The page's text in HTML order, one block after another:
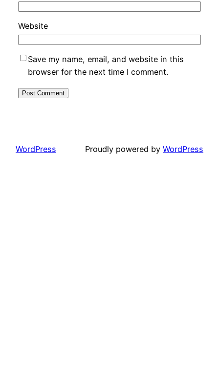
Website
Save my name, email, and website in this
browser for the next time I comment.
WordPress Proudly powered by WordPress